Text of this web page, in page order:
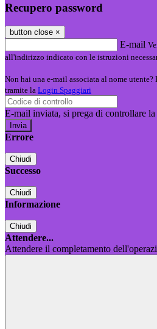
Recupero password
button close ×
E-mail
all'indirizzo indicato con le istruzioni
Non hai una e-mail associata al nome
tramite la Login Spaggiari
E-mail inviata, si prega di controllare
Errore
Chiudi
Successo
Chiudi
Informazione
Chiudi
Attendere...
Attendere il completamento